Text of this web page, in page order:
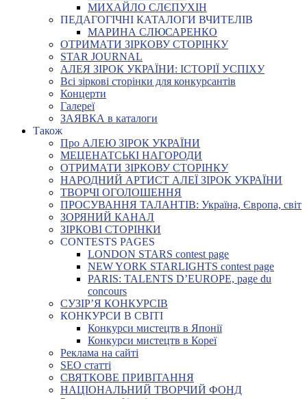
МИХАЙЛО СЛЄПУХІН
ПЕДАГОГІЧНІ КАТАЛОГИ ВЧИТЕЛІВ
МАРИНА СЛЮСАРЕНКО
ОТРИМАТИ ЗІРКОВУ СТОРІНКУ
STAR JOURNAL
АЛЕЯ ЗІРОК УКРАЇНИ: ІСТОРІЇ УСПІХУ
Всі зіркові сторінки для конкурсантів
Концерти
Галереї
ЗАЯВКА в каталоги
Також
Про АЛЕЮ ЗІРОК УКРАЇНИ
МЕЦЕНАТСЬКІ НАГОРОДИ
ОТРИМАТИ ЗІРКОВУ СТОРІНКУ
НАРОДНИЙ АРТИСТ АЛЕЇ ЗІРОК УКРАЇНИ
ТВОРЧІ ОГОЛОШЕННЯ
ПРОСУВАННЯ ТАЛАНТІВ: Україна, Європа, світ
ЗОРЯНИЙ КАНАЛ
ЗІРКОВІ СТОРІНКИ
CONTESTS PAGES
LONDON STARS contest page
NEW YORK STARLIGHTS contest page
PARIS: TALENTS D’EUROPE, page du
concours
СУЗІР’Я КОНКУРСІВ
КОНКУРСИ В СВІТІ
Конкурси мистецтв в Японії
Конкурси мистецтв в Кореї
Реклама на сайті
SEO статті
СВЯТКОВЕ ПРИВІТАННЯ
НАЦІОНАЛЬНИЙ ТВОРЧИЙ ФОНД